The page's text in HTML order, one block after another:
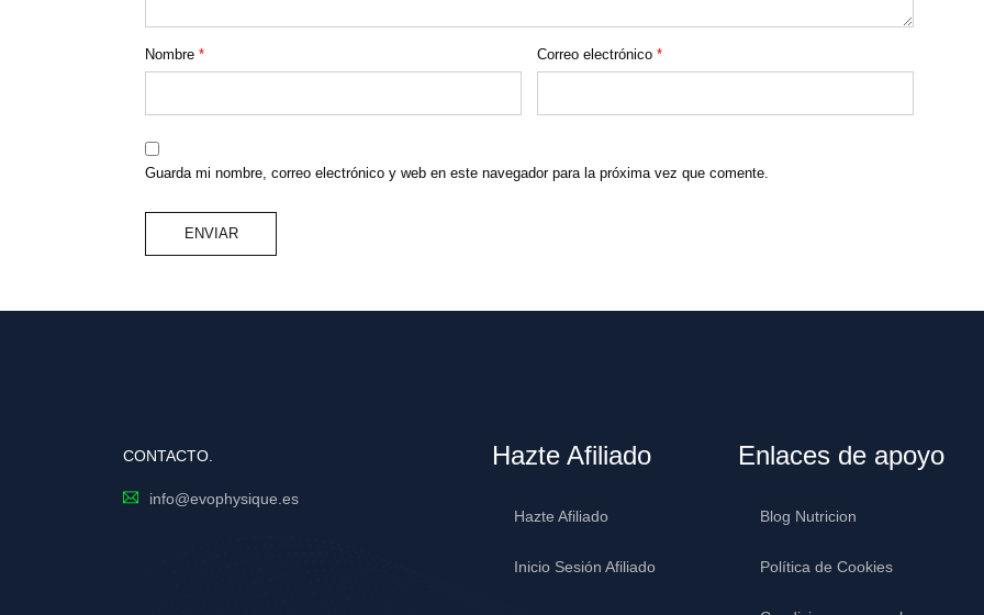
Nombre * Correo electrónico *
Guarda mi nombre, correo electrónico y web en este navegador para la próxima vez que comente.
CONTACTO.
info@evophysique.es
Hazte Afiliado
Hazte Afiliado
Inicio Sesión Afiliado
Enlaces de apoyo
Blog Nutricion
Política de Cookies